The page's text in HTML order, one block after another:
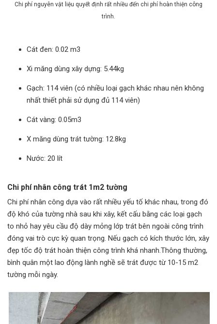
Chi phí nguyên vật liệu quyết định rất nhiều đến chi phí hoàn thiện công
trình.
Cát đen: 0.02 m3
Xi măng dùng xây dựng: 5.44kg
Gạch: 114 viên (có nhiều loại gạch khác nhau nên không
nhất thiết phải sử dụng đủ 114 viên)
Cát vàng: 0.05m3
X măng dùng trát tường: 12.8kg
Nước: 20 lít
Chi phí nhân công trát 1m2 tường
Chi phí nhân công dựa vào rất nhiều yếu tố khác nhau, trong đó
độ khó của tường nhà sau khi xây, kết cấu bằng các loại gạch
to nhỏ hay yêu cầu độ dày mỏng lớp trát bên ngoài công trình
đóng vai trò cực kỳ quan trọng. Nếu gạch có kích thước lớn, xây
đẹp tốc độ trát hoàn thiện công trình khá nhanh.Thông thường,
bình quân một lao động lành nghề sẽ trát được từ 10-15 m2
tường mỗi ngày.